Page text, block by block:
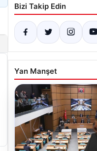
Bizi Takip Edin
Yan Manşet